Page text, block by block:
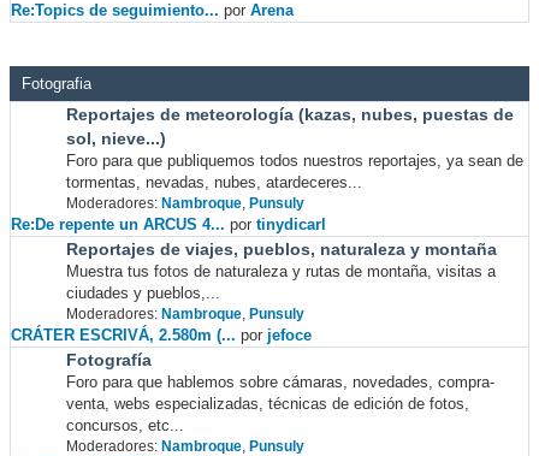
Re:Topics de seguimiento... por Arena
Fotografia
Reportajes de meteorología (kazas, nubes, puestas de
sol, nieve...)
Foro para que publiquemos todos nuestros reportajes, ya sean de
tormentas, nevadas, nubes, atardeceres...
Moderadores: Nambroque, Punsuly
Re:De repente un ARCUS 4... por tinydicarl
Reportajes de viajes, pueblos, naturaleza y montaña
Muestra tus fotos de naturaleza y rutas de montaña, visitas a
ciudades y pueblos,...
Moderadores: Nambroque, Punsuly
CRÁTER ESCRIVÁ, 2.580m (... por jefoce
Fotografía
Foro para que hablemos sobre cámaras, novedades, compra-
venta, webs especializadas, técnicas de edición de fotos,
concursos, etc...
Moderadores: Nambroque, Punsuly